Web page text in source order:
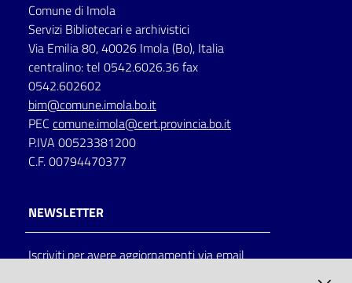
Seguici
su
Comune di Imola
Servizi Bibliotecari e archivistici
Via Emilia 80, 40026 Imola (Bo), Italia
centralino: tel 0542.6026.36 fax
0542.602602
bim@comune.imola.bo.it
PEC comune.imola@cert.provincia.bo.it
P.IVA 00523381200
C.F. 00794470377
NEWSLETTER
Iscriviti per avere aggiornamenti via email